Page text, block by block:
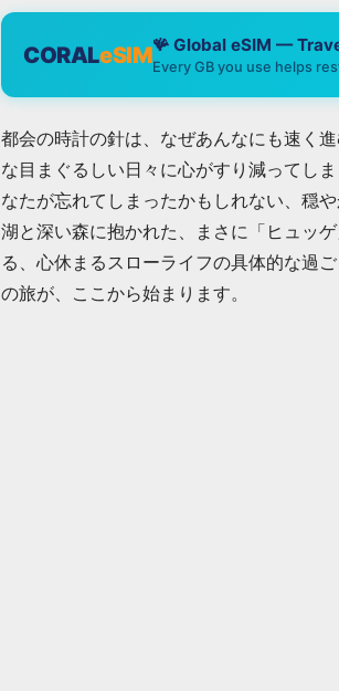
CORALeSIM🪸 Global eSIM —
Every GB you use helps
都会の時計の針は、なぜあんなにも速く
な目まぐるしい日々に心がすり減ってし
なたが忘れてしまったかもしれない、穏
湖と深い森に抱かれた、まさに「ヒュッ
る、心休まるスローライフの具体的な過
の旅が、ここから始まります。